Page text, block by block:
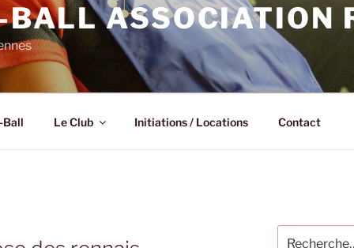
ASSOCIATION
Ball Le Club Initiations / Locations Contact